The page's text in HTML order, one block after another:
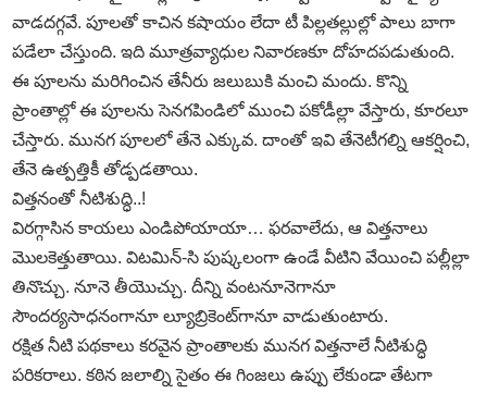
వాడదగ్గవే. పూలతో కాచిన కషాయం లేదా టీ పిల్లతల్లుల్లో పాలు బాగా
పడేలా చేస్తుంది. ఇది మూత్రవ్యాధుల నివారణకూ దోహదపడుతుంది.
ఈ పూలను మరిగించిన తేనీరు జలుబుకి మంచి మందు. కొన్ని
ప్రాంతాల్లో ఈ పూలను సెనగపిండిలో ముంచి పకోడీల్లా వేస్తారు, కూరలూ
చేస్తారు. మునగ పూలలో తేనె ఎక్కువ. దాంతో ఇవి తేనెటీగల్ని ఆకర్షించి,
తేనె ఉత్పత్తికీ తోడ్పడతాయి.
విత్తనంతో నీటిశుద్ధి..!
విరగ్గాసిన కాయలు ఎండిపోయాయా… ఫరవాలేదు, ఆ విత్తనాలు
మొలకెత్తుతాయి. విటమిన్‌-సి పుష్కలంగా ఉండే వీటిని వేయించి పల్లీల్లా
తినొచ్చు. నూనె తీయొచ్చు. దీన్ని వంటనూనెగానూ
సౌందర్యసాధనంగానూ ల్యూబ్రికెంట్‌గానూ వాడుతుంటారు.
రక్షిత నీటి పథకాలు కరవైన ప్రాంతాలకు మునగ విత్తనాలే నీటిశుద్ధి
పరికరాలు. కఠిన జలాల్ని సైతం ఈ గింజలు ఉప్పు లేకుండా తేటగా